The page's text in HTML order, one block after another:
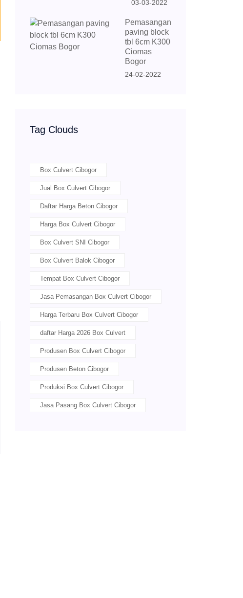
03-03-2022
Pemasangan
paving block
tbl 6cm K300
Ciomas
Bogor
24-02-2022
Tag Clouds
Box Culvert Cibogor
Jual Box Culvert Cibogor
Daftar Harga Beton Cibogor
Harga Box Culvert Cibogor
Box Culvert SNI Cibogor
Box Culvert Balok Cibogor
Tempat Box Culvert Cibogor
Jasa Pemasangan Box Culvert Cibogor
Harga Terbaru Box Culvert Cibogor
daftar Harga 2026 Box Culvert
Produsen Box Culvert Cibogor
Produsen Beton Cibogor
Produksi Box Culvert Cibogor
Jasa Pasang Box Culvert Cibogor